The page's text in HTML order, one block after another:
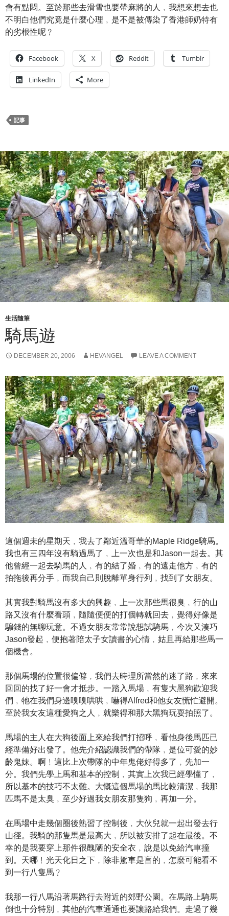
會有點悶。至於那些去滑雪也要帶麻將的人﹐我想來想去也
不明白他們究竟是什麼心理﹐是不是被傳染了香港師奶特有
的劣根性呢﹖
Facebook X Reddit Tumblr
LinkedIn More
記事
生活隨筆
騎馬遊
DECEMBER 20, 2006 HEVANGEL LEAVE A COMMENT
這個週未的星期天﹐我去了鄰近溫哥華的Maple Ridge騎馬。
我也有三四年沒有騎過馬了﹐上一次也是和Jason一起去。其
他曾經一起去騎馬的人﹐有的結了婚﹐有的遠走他方﹐有的
拍拖後再分手﹐而我自己則脫離單身行列﹐找到了女朋友。
其實我對騎馬沒有多大的興趣﹐上一次那些馬很臭﹐行的山
路又沒有什麼看頭﹐隨隨便便的打個轉就回去﹐覺得好像是
騙錢的無聊玩意。不過女朋友常常說想試騎馬﹐今次又湊巧
Jason發起﹐便抱著陪太子女讀書的心情﹐姑且再給那些馬一
個機會。
那個馬場的位置很偏僻﹐我們去時理所當然的迷了路﹐來來
回回的找了好一會才抵步。一踏入馬場﹐有隻大黑狗歡迎我
們﹐牠在我們身邊嗅嗅哄哄﹐嚇得Alfred和他女友慌忙避開。
至於我女友這種愛狗之人﹐就樂得和那大黑狗玩耍拍照了。
馬場的主人在大狗後面上來給我們打招呼﹐看他身後馬匹已
經準備好出發了。他先介紹認識我們的帶隊﹐是位可愛的妙
齡鬼妹。啊﹗這比上次帶隊的中年鬼佬好得多了﹐先加一
分。我們先學上馬和基本的控制﹐其實上次我已經學懂了﹐
所以基本的技巧不太難。大慨這個馬場的馬比較清潔﹐我那
匹馬不是太臭﹐至少好過我女朋友那隻狗﹐再加一分。
在馬場中走幾個圈後熟習了控制後﹐大伙兒就一起出發去行
山徑。我騎的那隻馬是最高大﹐所以被安排了起在最後。不
幸的是我要穿上那件很醜陋的安全衣﹐說是以免給汽車撞
到。天哪﹗光天化日之下﹐除非駕車是盲的﹐怎麼可能看不
到一行八隻馬﹖
我那一行八馬沿著馬路行去附近的郊野公園。在馬路上騎馬
倒也十分特別﹐其他的汽車通通也要讓路給我們。走過了幾